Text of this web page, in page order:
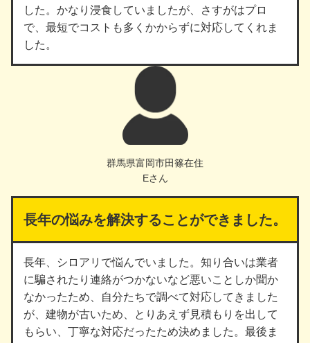
した。かなり浸食していましたが、さすがはプロ
で、最短でコストも多くかからずに対応してくれま
した。
群馬県富岡市田篠在住
Eさん
長年の悩みを解決することができました。
長年、シロアリで悩んでいました。知り合いは業者
に騙されたり連絡がつかないなど悪いことしか聞か
なかったため、自分たちで調べて対応してきました
が、建物が古いため、とりあえず見積もりを出して
もらい、丁寧な対応だったため決めました。最後ま